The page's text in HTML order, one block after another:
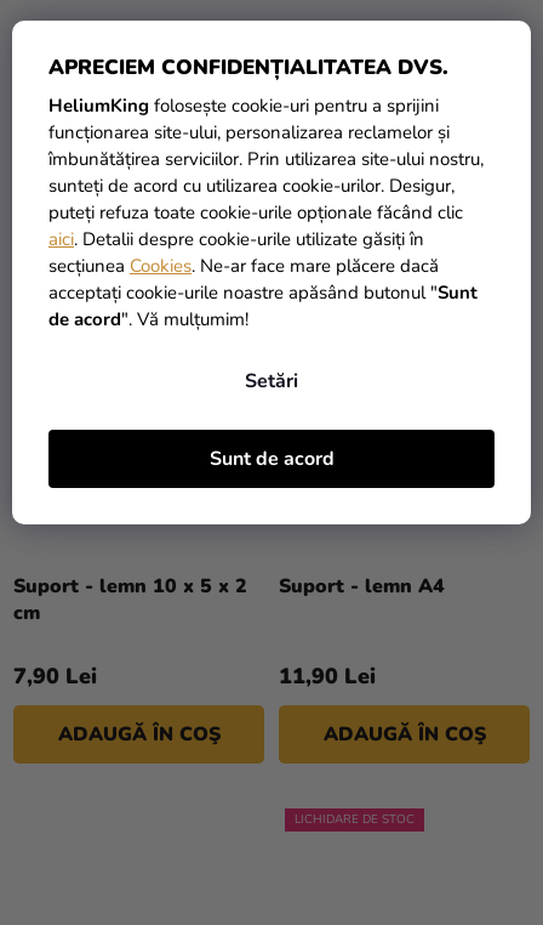
APRECIEM CONFIDENȚIALITATEA DVS.
HeliumKing folosește cookie-uri pentru a sprijini
funcționarea site-ului, personalizarea reclamelor și
îmbunătățirea serviciilor. Prin utilizarea site-ului nostru,
sunteți de acord cu utilizarea cookie-urilor. Desigur,
puteți refuza toate cookie-urile opționale făcând clic
aici. Detalii despre cookie-urile utilizate găsiți în
secțiunea Cookies. Ne-ar face mare plăcere dacă
acceptați cookie-urile noastre apăsând butonul "Sunt
de acord". Vă mulțumim!
Setări
Sunt de acord
Suport pentru etichete -
din lemn 6 buc
Evaluarea
medie
a
produsului
este
5,0
din
5
stele.
19 Lei
ADAUGĂ ÎN COŞ
Suport pentru etichete
Diamant transparent 10
buc
19 Lei
ADAUGĂ ÎN COŞ
Suport - lemn 10 x 5 x 2
cm
7,90 Lei
ADAUGĂ ÎN COŞ
Suport - lemn A4
11,90 Lei
ADAUGĂ ÎN COŞ
LICHIDARE DE STOC